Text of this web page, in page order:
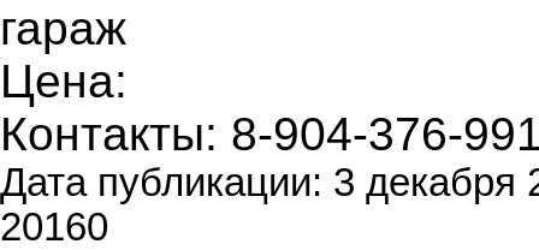
гараж
Цена:
Контакты: 8-904-376-
Дата публикации: 3 декабря
20160